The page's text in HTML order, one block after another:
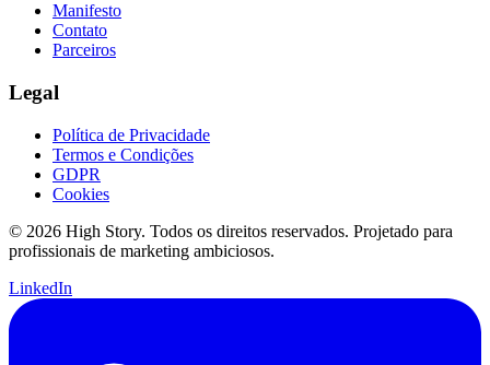
Manifesto
Contato
Parceiros
Legal
Política de Privacidade
Termos e Condições
GDPR
Cookies
© 2026 High Story. Todos os direitos reservados. Projetado para
profissionais de marketing ambiciosos.
LinkedIn